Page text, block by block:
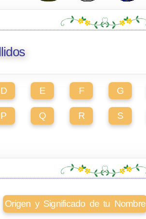
D E F G
P Q R S
Origen y Significado de tu Nombre